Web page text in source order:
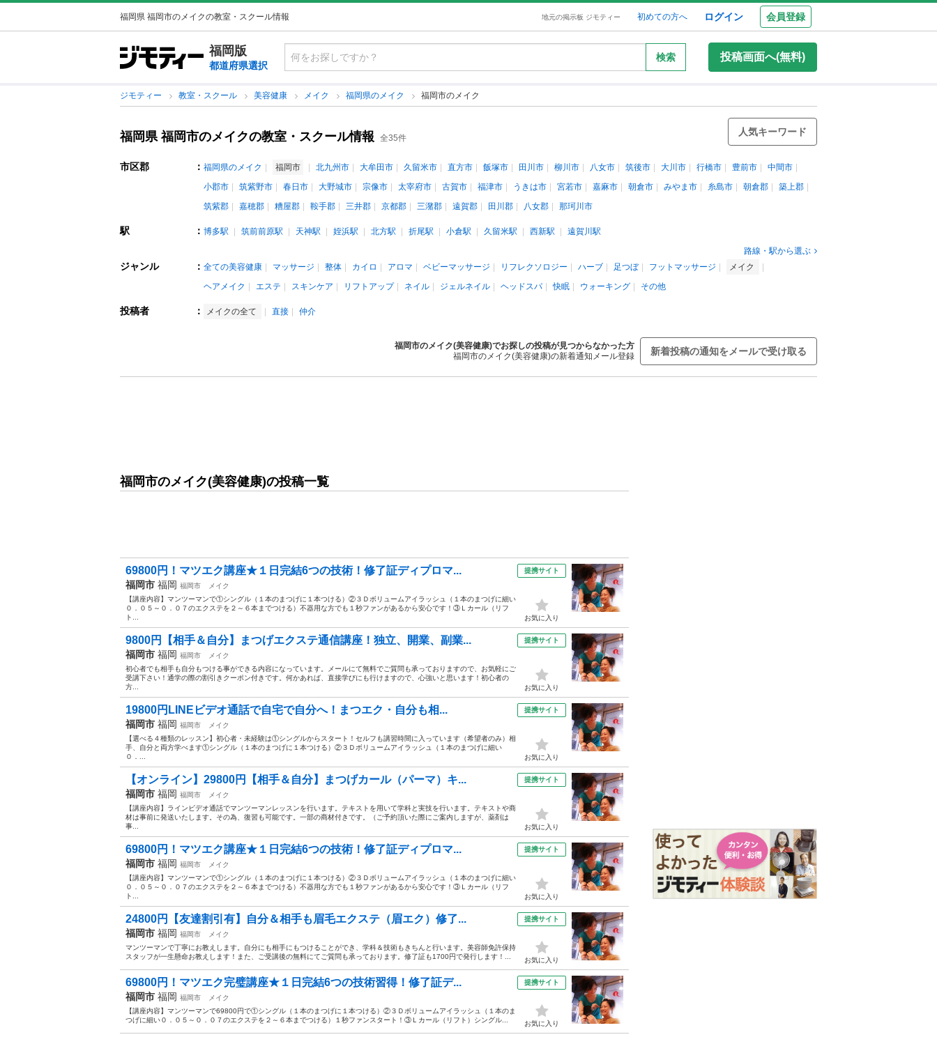
福岡県 福岡市のメイクの教室・スクール情報 地元の掲示板 ジモティー 初めての方へ ログイン 会員登録
福岡版
都道府県選択
検索 投稿画面へ(無料)
ジモティー 教室・スクール 美容健康 メイク 福岡県のメイク 福岡市のメイク
福岡県 福岡市のメイクの教室・スクール情報 全35件
人気キーワード
市区郡 ： 福岡県のメイク 福岡市 北九州市 大牟田市 久留米市 直方市 飯塚市 田川市 柳川市 八女市 筑後市 大川市 行橋市 豊前市
中間市
小郡市
筑紫野市 春日市 大野城市 宗像市 太宰府市 古賀市 福津市 うきは市 宮若市 嘉麻市 朝倉市 みやま市 糸島市 朝倉郡
築上郡
筑紫郡
嘉穂郡 糟屋郡 鞍手郡 三井郡 京都郡 三潴郡 遠賀郡 田川郡 八女郡 那珂川市
駅 ： 博多駅 筑前前原駅 天神駅 姪浜駅 北方駅 折尾駅 小倉駅 久留米駅 西新駅
遠賀川駅
路線・駅から選ぶ
ジャンル ： 全ての美容健康 マッサージ 整体 カイロ アロマ ベビーマッサージ リフレクソロジー ハーブ 足つぼ フットマッサージ
メイク
ヘアメイク
エステ スキンケア リフトアップ ネイル ジェルネイル ヘッドスパ 快眠 ウォーキング その他
投稿者 ： メイクの全て 直接 仲介
福岡市のメイク(美容健康)でお探しの投稿が見つからなかった方
福岡市のメイク(美容健康)の新着通知メール登録
新着投稿の通知をメールで受け取る
福岡市のメイク(美容健康)の投稿一覧
69800円！マツエク講座★１日完結6つの技術！修了証ディプロマ...
福岡市 福岡 福岡市
メイク
【講座内容】マンツーマンで①シングル（１本のまつげに１本つける）②３Ｄボリュームアイラッシュ（１本のまつげに細い
０．０５～０．０７のエクステを２～６本までつける）不器用な方でも１秒ファンがあるから安心です！③Ｌカール（リフ
ト...
提携サイト
お気に入り
9800円【相手＆自分】まつげエクステ通信講座！独立、開業、副業...
福岡市 福岡 福岡市
メイク
初心者でも相手も自分もつける事ができる内容になっています。メールにて無料でご質問も承っておりますので、お気軽にご
受講下さい！通学の際の割引きクーポン付きです。何かあれば、直接学びにも行けますので、心強いと思います！初心者の
方...
提携サイト
お気に入り
19800円LINEビデオ通話で自宅で自分へ！まつエク・自分も相...
福岡市 福岡 福岡市
メイク
【選べる４種類のレッスン】初心者・未経験は①シングルからスタート！セルフも講習時間に入っています（希望者のみ）相
手、自分と両方学べます①シングル（１本のまつげに１本つける）②３Ｄボリュームアイラッシュ（１本のまつげに細い
０．...
提携サイト
お気に入り
【オンライン】29800円【相手＆自分】まつげカール（パーマ）キ...
福岡市 福岡 福岡市
メイク
【講座内容】ラインビデオ通話でマンツーマンレッスンを行います。テキストを用いて学科と実技を行います。テキストや商
材は事前に発送いたします。その為、復習も可能です。一部の商材付きです。（ご予約頂いた際にご案内しますが、薬剤は
事...
提携サイト
お気に入り
69800円！マツエク講座★１日完結6つの技術！修了証ディプロマ...
福岡市 福岡 福岡市
メイク
【講座内容】マンツーマンで①シングル（１本のまつげに１本つける）②３Ｄボリュームアイラッシュ（１本のまつげに細い
０．０５～０．０７のエクステを２～６本までつける）不器用な方でも１秒ファンがあるから安心です！③Ｌカール（リフ
ト...
提携サイト
お気に入り
24800円【友達割引有】自分＆相手も眉毛エクステ（眉エク）修了...
福岡市 福岡 福岡市
メイク
マンツーマンで丁寧にお教えします。自分にも相手にもつけることができ、学科＆技術もきちんと行います。美容師免許保持
スタッフが一生懸命お教えします！また、ご受講後の無料にてご質問も承っております。修了証も1700円で発行します！...
提携サイト
お気に入り
69800円！マツエク完璧講座★１日完結6つの技術習得！修了証デ...
福岡市 福岡 福岡市
メイク
【講座内容】マンツーマンで69800円で①シングル（１本のまつげに１本つける）②３Ｄボリュームアイラッシュ（１本のま
つげに細い０．０５～０．０７のエクステを２～６本までつける）１秒ファンスタート！③Ｌカール（リフト）シングル...
提携サイト
お気に入り